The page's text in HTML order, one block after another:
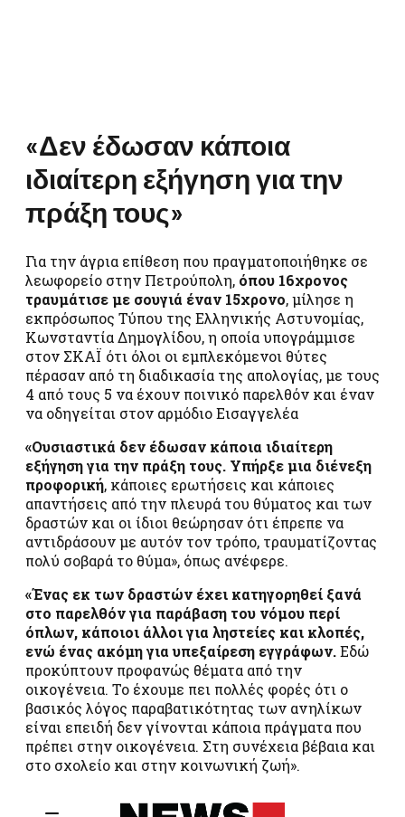
«Δεν έδωσαν κάποια
ιδιαίτερη εξήγηση για την
πράξη τους»
Για την άγρια επίθεση που πραγματοποιήθηκε σε
λεωφορείο στην Πετρούπολη, όπου 16χρονος
τραυμάτισε με σουγιά έναν 15χρονο, μίλησε η
εκπρόσωπος Τύπου της Ελληνικής Αστυνομίας,
Κωνσταντία Δημογλίδου, η οποία υπογράμμισε
στον ΣΚΑΪ ότι όλοι οι εμπλεκόμενοι θύτες
πέρασαν από τη διαδικασία της απολογίας, με τους
4 από τους 5 να έχουν ποινικό παρελθόν και έναν
να οδηγείται στον αρμόδιο Εισαγγελέα
«Ουσιαστικά δεν έδωσαν κάποια ιδιαίτερη
εξήγηση για την πράξη τους. Υπήρξε μια διένεξη
προφορική, κάποιες ερωτήσεις και κάποιες
απαντήσεις από την πλευρά του θύματος και των
δραστών και οι ίδιοι θεώρησαν ότι έπρεπε να
αντιδράσουν με αυτόν τον τρόπο, τραυματίζοντας
πολύ σοβαρά το θύμα», όπως ανέφερε.
«Ένας εκ των δραστών έχει κατηγορηθεί ξανά
στο παρελθόν για παράβαση του νόμου περί
όπλων, κάποιοι άλλοι για ληστείες και κλοπές,
ενώ ένας ακόμη για υπεξαίρεση εγγράφων.Εδώ
προκύπτουν προφανώς θέματα από την
οικογένεια. Το έχουμε πει πολλές φορές ότι ο
βασικός λόγος παραβατικότητας των ανηλίκων
είναι επειδή δεν γίνονται κάποια πράγματα που
πρέπει στην οικογένεια. Στη συνέχεια βέβαια και
στο σχολείο και στην κοινωνική ζωή».